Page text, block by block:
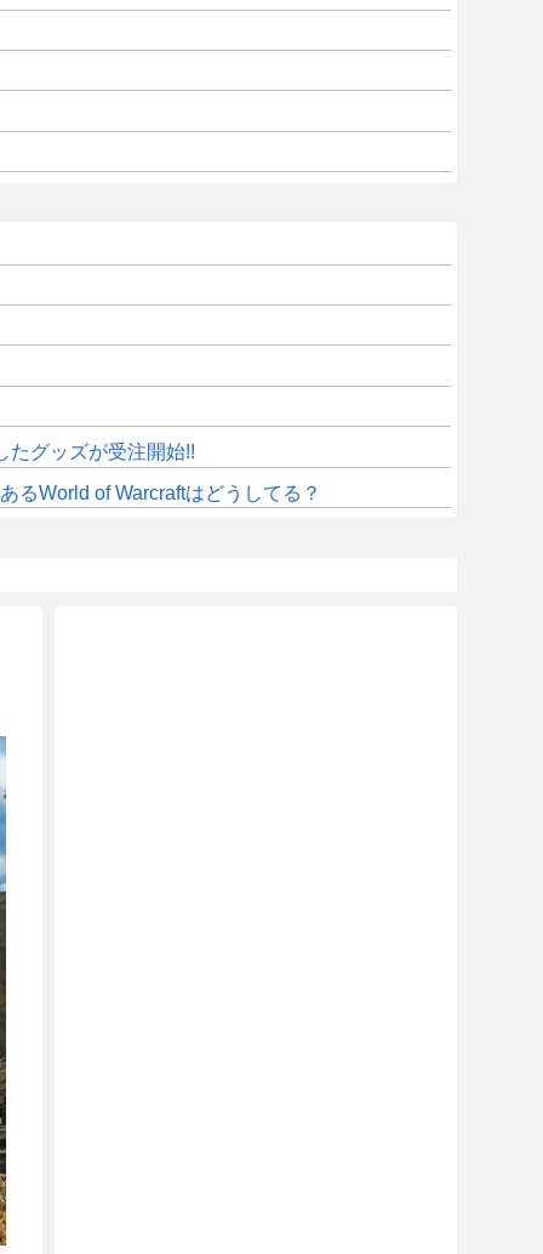
たグッズが受注開始!!
World of Warcraftはどうしてる？